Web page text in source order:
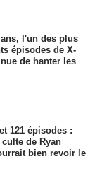
ans, l'un des plus
épisodes de X-
de hanter les
121 épisodes :
de Ryan
bien revoir le